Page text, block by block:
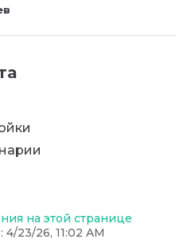
на этой странице
4/23/26, 11:02 AM